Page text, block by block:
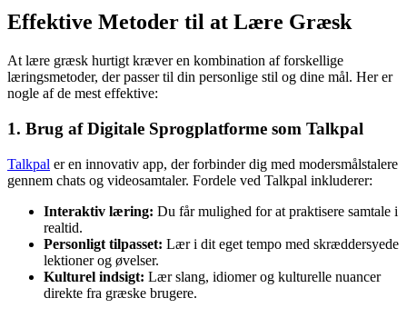
Effektive Metoder til at Lære Græsk
At lære græsk hurtigt kræver en kombination af forskellige
læringsmetoder, der passer til din personlige stil og dine mål. Her er
nogle af de mest effektive:
1. Brug af Digitale Sprogplatforme som Talkpal
Talkpal er en innovativ app, der forbinder dig med modersmålstalere
gennem chats og videosamtaler. Fordele ved Talkpal inkluderer:
Interaktiv læring: Du får mulighed for at praktisere samtale i
realtid.
Personligt tilpasset: Lær i dit eget tempo med skræddersyede
lektioner og øvelser.
Kulturel indsigt: Lær slang, idiomer og kulturelle nuancer
direkte fra græske brugere.